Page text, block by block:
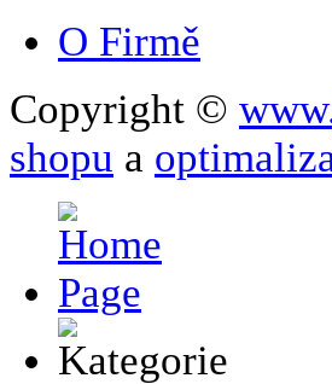
O Firmě
Copyright ©
shopu a